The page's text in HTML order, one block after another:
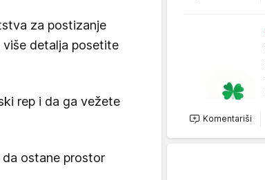
za postizanje
detalja posetite
rep i da ga vežete
ostane prostor
Komentariši